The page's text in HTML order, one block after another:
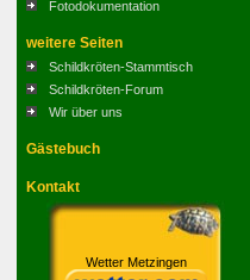
Fotodokumentation
weitere Seiten
Schildkröten-Stammtisch
Schildkröten-Forum
Wir über uns
Gästebuch
Kontakt
Wetter Metzingen